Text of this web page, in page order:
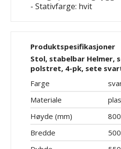
- Stativfarge: hvit
Produktspesifikasjoner
Stol, stabelbar
polstret, 4-pk, sete
Farge
Materiale
Høyde (mm)
800
Bredde